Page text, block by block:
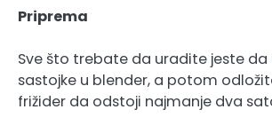
Priprema
Sve što trebate da uradite jeste
sastojke u blender, a potom
frižider da odstoji najmanje dva